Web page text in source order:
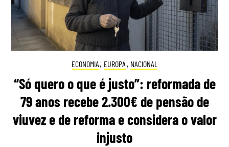
ECONOMIA, EUROPA , NACIONAL
“Só quero o que é justo”: reformada de
79 anos recebe 2.300€ de pensão de
viuvez e de reforma e considera o valor
injusto